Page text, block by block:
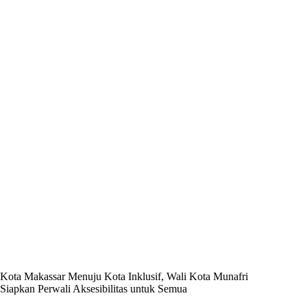
Kota Makassar Menuju Kota Inklusif, Wali Kota Munafri
Siapkan Perwali Aksesibilitas untuk Semua